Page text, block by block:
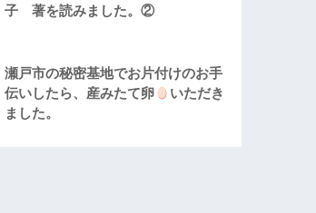
子 著を読みました。②
瀬戸市の秘密基地でお片付けのお手
伝いしたら、産みたて卵
いただき
ました。